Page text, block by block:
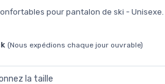
pour pantalon de ski - Unisexe.
(Nous expédions chaque jour ouvrable)